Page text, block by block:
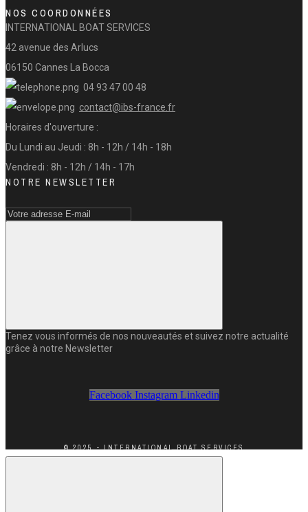
NOS COORDONNÉES
INTERNATIONAL BOAT SERVICES
42 avenue des Arlucs
06150 Cannes La Bocca
04 93 47 00 48
contact@ibs-france.fr
Horaires d'ouverture :
Du Lundi au Jeudi : 8h - 12h / 14h - 18h
Vendredi : 8h - 12h / 14h - 17h
NOTRE NEWSLETTER
Tenez vous informés de nos nouveautés et suivez notre actualité
grâce à notre Newsletter
Facebook Instagram Linkedin
© 2025 - INTERNATIONAL BOAT SERVICES